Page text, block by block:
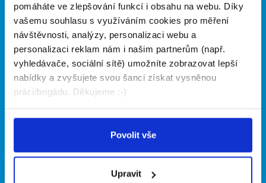
pomáháte ve zlepšování funkcí i obsahu na webu. Díky
vašemu souhlasu s využíváním cookies pro měření
návštěvnosti, analýzy, personalizaci webu a
personalizaci reklam nám i našim partnerům (např.
vyhledávače, sociální sítě) umožníte zobrazovat lepší
nabídky a zvyšujete svou šanci získat vysněnou
práci/brigádu. Děkujeme :-)
Povolit vše
Upravit
Články
Hledané brigády
Vložit inzerát
Ceník
Propagace
O portálu
O nás
Upravit předvolby cookies
Statistiky pro média
Naše další projekty
Fajn brigády
Nabídka práce z celé ČR
INwork.cz